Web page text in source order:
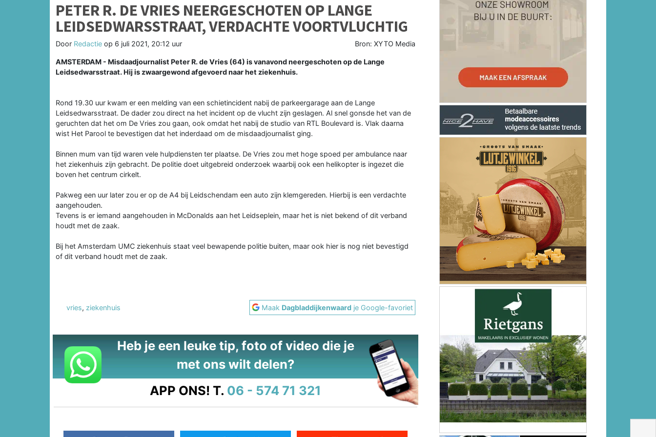
PETER R. DE VRIES NEERGESCHOTEN OP LANGE
LEIDSEDWARSSTRAAT, VERDACHTE VOORTVLUCHTIG
Door Redactie op 6 juli 2021, 20:12 uur Bron: XYTO Media
AMSTERDAM - Misdaadjournalist Peter R. de Vries (64) is vanavond neergeschoten op de Lange
Leidsedwarsstraat. Hij is zwaargewond afgevoerd naar het ziekenhuis.
Rond 19.30 uur kwam er een melding van een schietincident nabij de parkeergarage aan de Lange
Leidsedwarsstraat. De dader zou direct na het incident op de vlucht zijn geslagen. Al snel gonsde het van de
geruchten dat het om De Vries zou gaan, ook omdat het nabij de studio van RTL Boulevard is. Vlak daarna
wist Het Parool te bevestigen dat het inderdaad om de misdaadjournalist ging.
Binnen mum van tijd waren vele hulpdiensten ter plaatse. De Vries zou met hoge spoed per ambulance naar
het ziekenhuis zijn gebracht. De politie doet uitgebreid onderzoek waarbij ook een helikopter is ingezet die
boven het centrum cirkelt.
Pakweg een uur later zou er op de A4 bij Leidschendam een auto zijn klemgereden. Hierbij is een verdachte
aangehouden.
Tevens is er iemand aangehouden in McDonalds aan het Leidseplein, maar het is niet bekend of dit verband
houdt met de zaak.
Bij het Amsterdam UMC ziekenhuis staat veel bewapende politie buiten, maar ook hier is nog niet bevestigd
of dit verband houdt met de zaak.
vries, ziekenhuis Maak Dagbladdijkenwaard je Google-favoriet
Heb je een leuke tip, foto of video die je
met ons wilt delen?
APP ONS! T. 06 - 574 71 321